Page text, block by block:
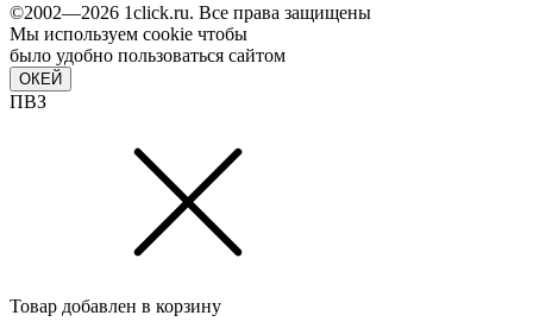
©2002—2026 1сlick.ru. Все права защищены
Мы используем cookie чтобы
было удобно пользоваться сайтом
ОКЕЙ
ПВЗ
Товар добавлен в корзину